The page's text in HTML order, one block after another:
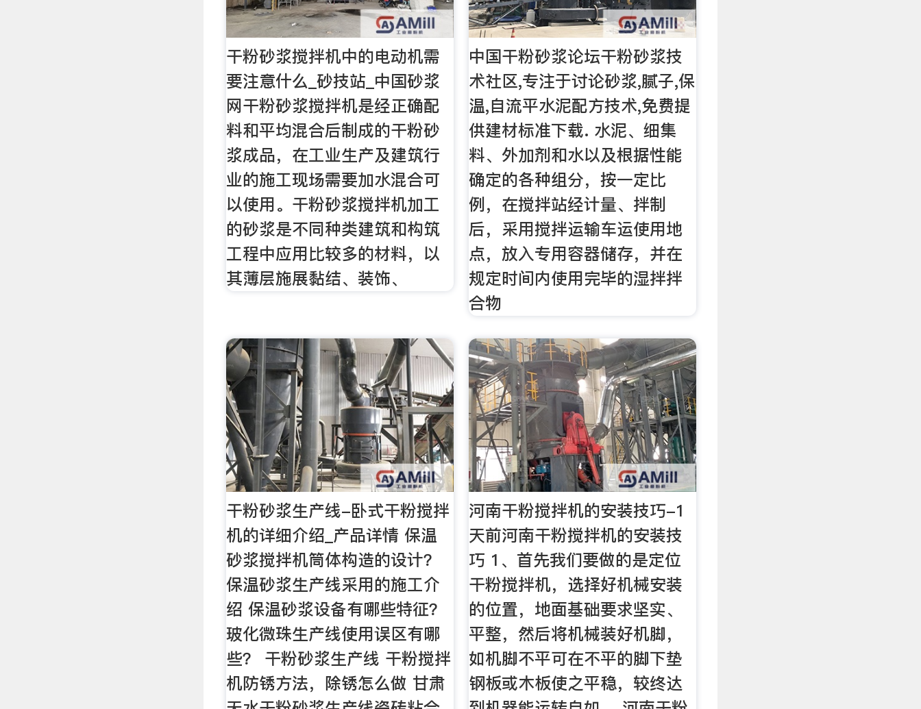
干粉砂浆搅拌机中的电动机需
要注意什么_砂技站_中国砂浆
网干粉砂浆搅拌机是经正确配
料和平均混合后制成的干粉砂
浆成品，在工业生产及建筑行
业的施工现场需要加水混合可
以使用。干粉砂浆搅拌机加工
的砂浆是不同种类建筑和构筑
工程中应用比较多的材料，以
其薄层施展黏结、装饰、
中国干粉砂浆论坛干粉砂浆技
术社区,专注于讨论砂浆,腻子,保
温,自流平水泥配方技术,免费提
供建材标准下载. 水泥、细集
料、外加剂和水以及根据性能
确定的各种组分，按一定比
例，在搅拌站经计量、拌制
后，采用搅拌运输车运使用地
点，放入专用容器储存，并在
规定时间内使用完毕的湿拌拌
合物
干粉砂浆生产线-卧式干粉搅拌
机的详细介绍_产品详情 保温
砂浆搅拌机筒体构造的设计？
保温砂浆生产线采用的施工介
绍 保温砂浆设备有哪些特征？
玻化微珠生产线使用误区有哪
些？ 干粉砂浆生产线 干粉搅拌
机防锈方法，除锈怎么做 甘肃
河南干粉搅拌机的安装技巧-1
天前河南干粉搅拌机的安装技
巧 1、首先我们要做的是定位
干粉搅拌机，选择好机械安装
的位置，地面基础要求坚实、
平整，然后将机械装好机脚，
如机脚不平可在不平的脚下垫
钢板或木板使之平稳，较终达